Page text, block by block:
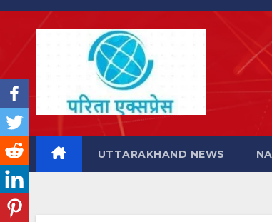
Skip
UTTARAKHAND NEWS